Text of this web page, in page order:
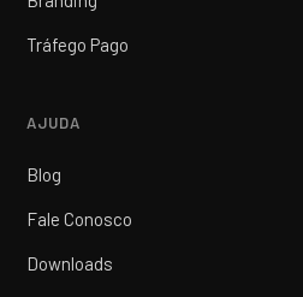
Tráfego Pago
AJUDA
Blog
Fale Conosco
Downloads